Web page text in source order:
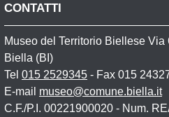
CONTATTI
Museo del Territorio Biellese
Biella (BI)
Tel 015 2529345 - Fax 015
E-mail museo@comune.biella.it
C.F./P.I. 00221900020 - Num.